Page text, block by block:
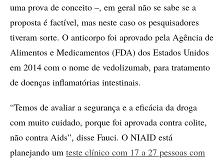
uma prova de conceito –, em geral não se sabe se a
proposta é factível, mas neste caso os pesquisadores
tiveram sorte. O anticorpo foi aprovado pela Agência de
Alimentos e Medicamentos (FDA) dos Estados Unidos
em 2014 com o nome de vedolizumab, para tratamento
de doenças inflamatórias intestinais.
“Temos de avaliar a segurança e a eficácia da droga
com muito cuidado, porque foi aprovada contra colite,
não contra Aids”, disse Fauci. O NIAID está
planejando um teste clínico com 17 a 27 pessoas com